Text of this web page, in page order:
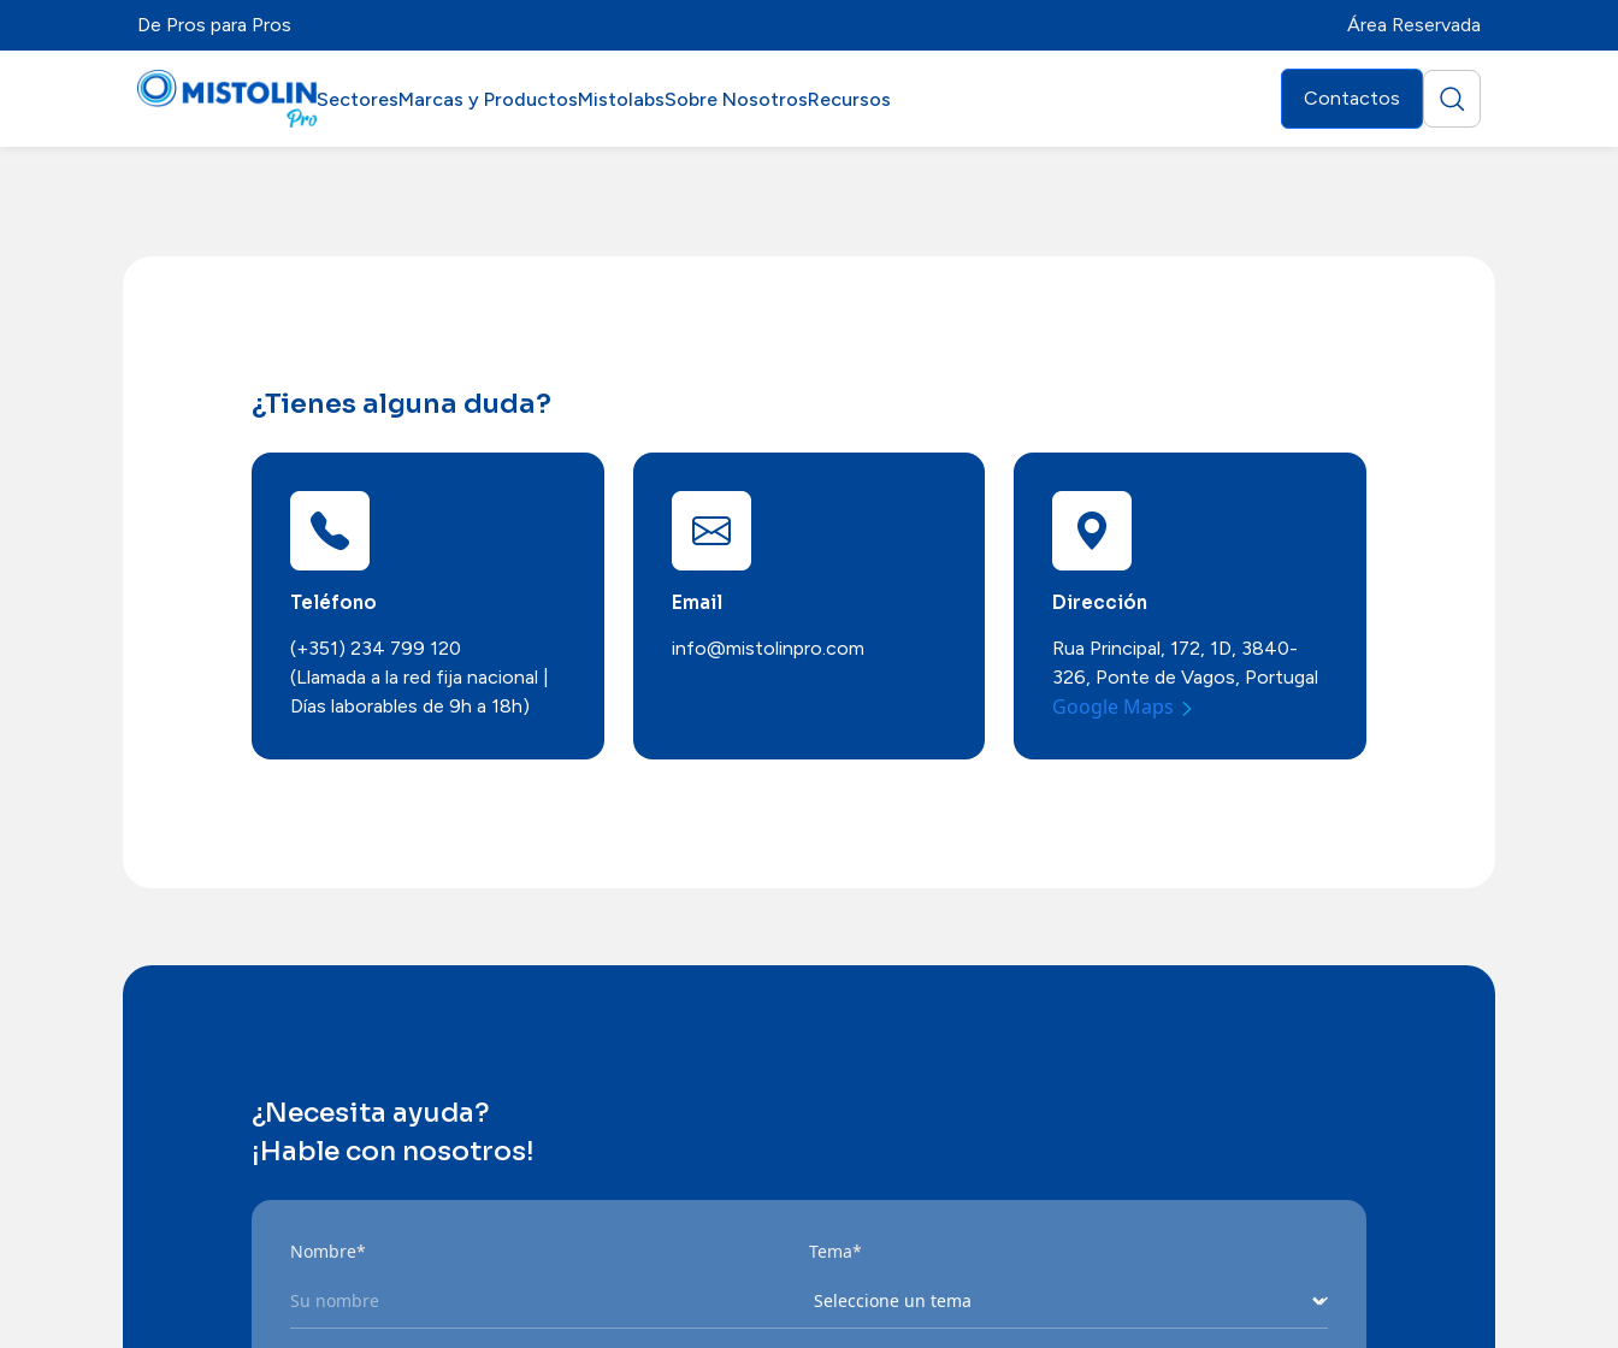
De Pros para Pros Área Reservada
SectoresMarcas y ProductosMistolabsSobre NosotrosRecursos Contactos
¿Tienes alguna duda?
Teléfono
(+351) 234 799 120
(Llamada a la red fija nacional |
Días laborables de 9h a 18h)
Email
info@mistolinpro.com
Dirección
Rua Principal, 172, 1D, 3840-
326, Ponte de Vagos, Portugal
Google Maps
¿Necesita ayuda?
¡Hable con nosotros!
Nombre* Tema*